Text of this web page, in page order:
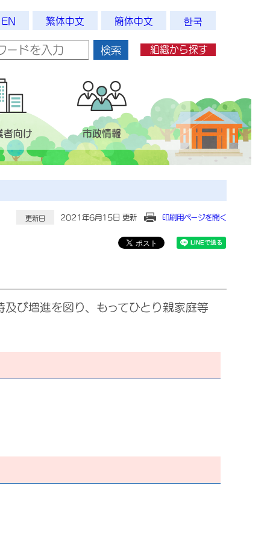
EN 繁体中文 簡体中文 한국
検索 組織から探す
者向け 市政情報
更新日 2021年6月15日 更新 印刷用ページを開く
び増進を図り、もってひとり親家庭等